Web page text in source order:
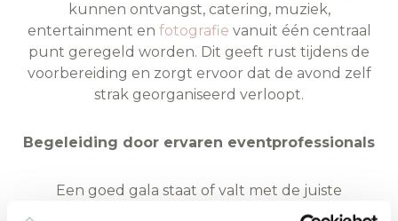
kunnen ontvangst, catering, muziek,
entertainment en fotografie vanuit één centraal
punt geregeld worden. Dit geeft rust tijdens de
voorbereiding en zorgt ervoor dat de avond zelf
strak georganiseerd verloopt.
Begeleiding door ervaren eventprofessionals
Een goed gala staat of valt met de juiste
organisatie. Het team van Kasteel Dussen